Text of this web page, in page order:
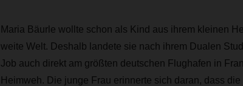
Maria Bäurle wollte schon als Kind aus ihrem kleinen
weite Welt. Deshalb landete sie nach ihrem Dualen
Job auch direkt am größten deutschen Flughafen in
Heimweh. Die junge Frau erinnerte sich daran, dass